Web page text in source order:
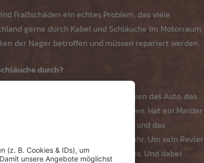
Fraßschäden ein echtes Problem, das viele
gerne durch Kabel und Schläuche im Motorraum.
der Nager betroffen und müssen repariert werden.
durch?
sind, markieren sie mit Bissen das Auto, das
Paarungszeit ihr Revier markieren. Hat ein Marder
deinem Auto gemütlich gemacht und das
den fremden Geruch am Auto wahr. Um sein Revier
Versteck innerhalb des Motorraums. Und dabei